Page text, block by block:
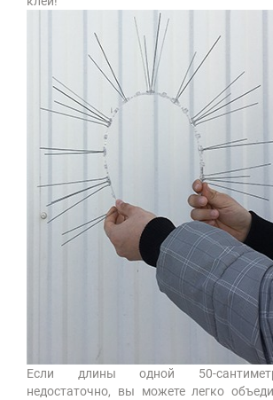
Если длины одной 50-
недостаточно, вы можете легко